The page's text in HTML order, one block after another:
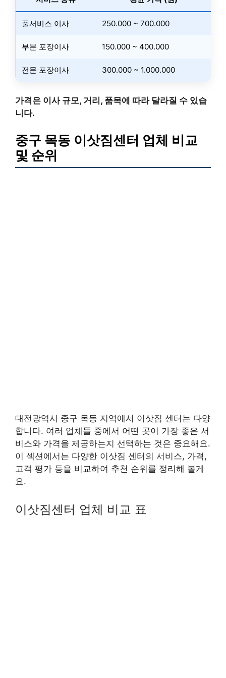
풀서비스 이사 250.000 ~ 700.000
부분 포장이사 150.000 ~ 400.000
전문 포장이사 300.000 ~ 1.000.000
가격은 이사 규모, 거리, 품목에 따라 달라질 수 있습
니다.
중구 목동 이삿짐센터 업체 비교
및 순위
대전광역시 중구 목동 지역에서 이삿짐 센터는 다양
합니다. 여러 업체들 중에서 어떤 곳이 가장 좋은 서
비스와 가격을 제공하는지 선택하는 것은 중요해요.
이 섹션에서는 다양한 이삿짐 센터의 서비스, 가격,
고객 평가 등을 비교하여 추천 순위를 정리해 볼게
요.
이삿짐센터 업체 비교 표